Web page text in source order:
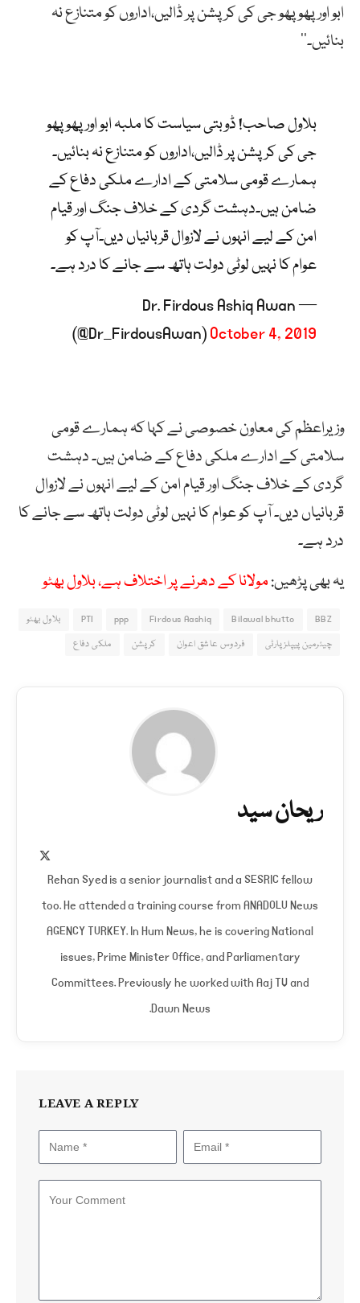
ابو اور پھوپھو جی کی کرپشن پر ڈالیں،اداروں کو متنازع نہ
بنائیں۔‘‘
بلاول صاحب! ڈوبتی سیاست کا ملبہ ابو اور پھوپھو
جی کی کرپشن پر ڈالیں،اداروں کو متنازع نہ بنائیں۔
ہمارے قومی سلامتی کے ادارے ملکی دفاع کے
ضامن ہیں۔دہشت گردی کے خلاف جنگ اور قیام
امن کے لیے انہوں نے لازوال قربانیاں دیں۔آپ کو
عوام کا نہیں لوٹی دولت ہاتھ سے جانے کا درد ہے۔
— Dr. Firdous Ashiq Awan
(@Dr_FirdousAwan)October 4, 2019
وزیراعظم کی معاون خصوصی نے کہا کہ ہمارے قومی
سلامتی کے ادارے ملکی دفاع کے ضامن ہیں۔ دہشت
گردی کے خلاف جنگ اور قیام امن کے لیے انہوں نے لازوال
قربانیاں دیں۔ آپ کو عوام کا نہیں لوٹی دولت ہاتھ سے جانے کا
درد ہے۔
یہ بھی پڑھیں:مولانا کے دھرنے پر اختلاف ہے، بلاول بھٹو
BBZ
Bilawal bhutto
Firdous Aashiq
ppp
PTI
بلاول بھٹو
چیئرمین پیپلزپارٹی
فردوس عاشق اعوان کرپشن ملکی دفاع
ریحان سید
Rehan Syed is a senior journalist and a SESRIC fellow
too. He attended a training course from ANADOLU News
AGENCY TURKEY. In Hum News, he is covering National
issues, Prime Minister Office, and Parliamentary
Committees. Previously he worked with Aaj TV and
Dawn News.
LEAVE A REPLY